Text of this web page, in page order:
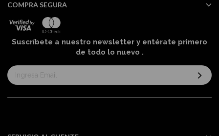
COMPRA SEGURA
Suscríbete a nuestro newsletter y entérate primero
de todo lo nuevo .
Suscríbase
al
informativo: